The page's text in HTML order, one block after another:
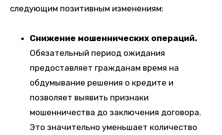
следующим позитивным изменениям:
Снижение мошеннических операций.
Обязательный период ожидания
предоставляет гражданам время на
обдумывание решения о кредите и
позволяет выявить признаки
мошенничества до заключения договора.
Это значительно уменьшает количество